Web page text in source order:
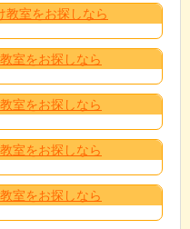
教室をお探しなら
室をお探しなら
室をお探しなら
室をお探しなら
室をお探しなら